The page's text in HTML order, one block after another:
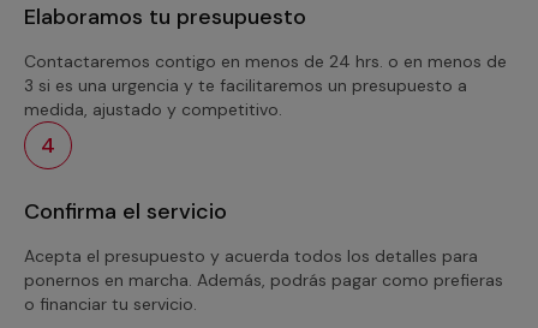
Elaboramos tu presupuesto
Contactaremos contigo en menos de 24 hrs. o en menos de
3 si es una urgencia y te facilitaremos un presupuesto a
medida, ajustado y competitivo.
4
Confirma el servicio
Acepta el presupuesto y acuerda todos los detalles para
ponernos en marcha. Además, podrás pagar como prefieras
o financiar tu servicio.